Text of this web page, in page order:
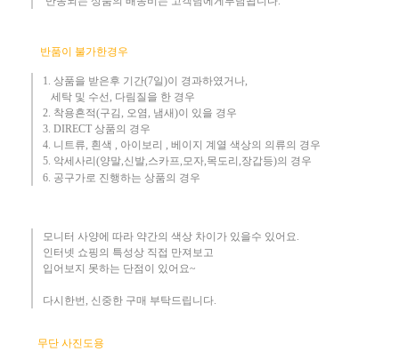
반품이 불가한경우
1. 상품을 받은후 기간(7일)이 경과하였거나,
세탁 및 수선, 다림질을 한 경우
2. 착용흔적(구김, 오염, 냄새)이 있을 경우
3. DIRECT 상품의 경우
4. 니트류, 흰색 , 아이보리 , 베이지 계열 색상의 의류의 경우
​5. 악세사리(양말,신발,스카프,모자,목도리,장갑등)의 경우
6. 공구가로 진행하는 상품의 경우​
모니터 사양에 따라 약간의 색상 차이가 있을수 있어요.
인터넷 쇼핑의 특성상 직접 만져보고
입어보지 못하는 단점이 있어요~
다시한번, 신중한 구매 부탁드립니다.
무단 사진도용